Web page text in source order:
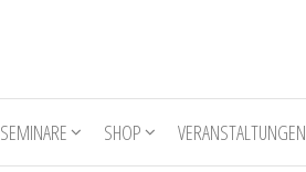
SEMINARE SHOP VERANSTALTUNGEN